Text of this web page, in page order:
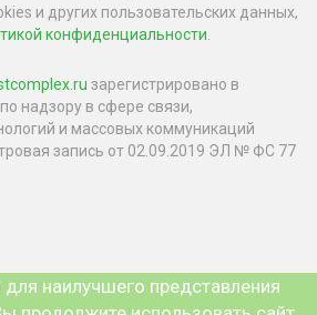
и других пользовательских данных,
конфиденциальности
зарегистрировано в
надзору в сфере связи,
и массовых коммуникаций
запись от 02.09.2019 ЭЛ № ФС 77
наилучшего представления